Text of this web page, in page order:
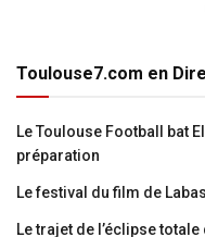
Toulouse7.com en
Le Toulouse Football bat
préparation
Le festival du film de
Le trajet de l’éclipse